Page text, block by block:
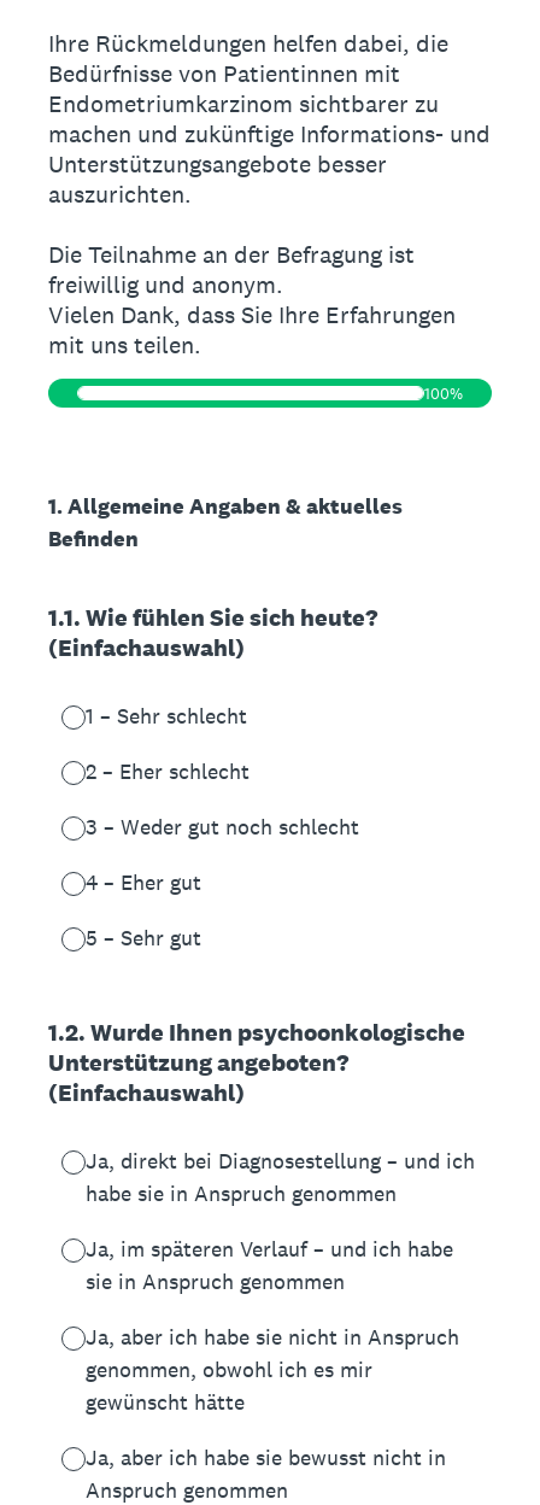
Ihre Rückmeldungen helfen dabei, die
Bedürfnisse von Patientinnen mit
Endometriumkarzinom sichtbarer zu
machen und zukünftige Informations- und
Unterstützungsangebote besser
auszurichten.
Die Teilnahme an der Befragung ist
freiwillig und anonym.
Vielen Dank, dass Sie Ihre Erfahrungen
mit uns teilen.
100%
1. Allgemeine Angaben & aktuelles
Befinden
1.1. Wie fühlen Sie sich heute?
(Einfachauswahl)
1 – Sehr schlecht
2 – Eher schlecht
3 – Weder gut noch schlecht
4 – Eher gut
5 – Sehr gut
1.2. Wurde Ihnen psychoonkologische
Unterstützung angeboten?
(Einfachauswahl)
Ja, direkt bei Diagnosestellung – und ich
habe sie in Anspruch genommen
Ja, im späteren Verlauf – und ich habe
sie in Anspruch genommen
Ja, aber ich habe sie nicht in Anspruch
genommen, obwohl ich es mir
gewünscht hätte
Ja, aber ich habe sie bewusst nicht in
Anspruch genommen